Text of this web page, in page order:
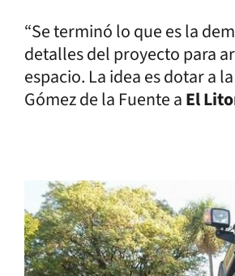
“Se terminó lo que es la
detalles del proyecto para
espacio. La idea es dotar a la
Gómez de la Fuente aEl